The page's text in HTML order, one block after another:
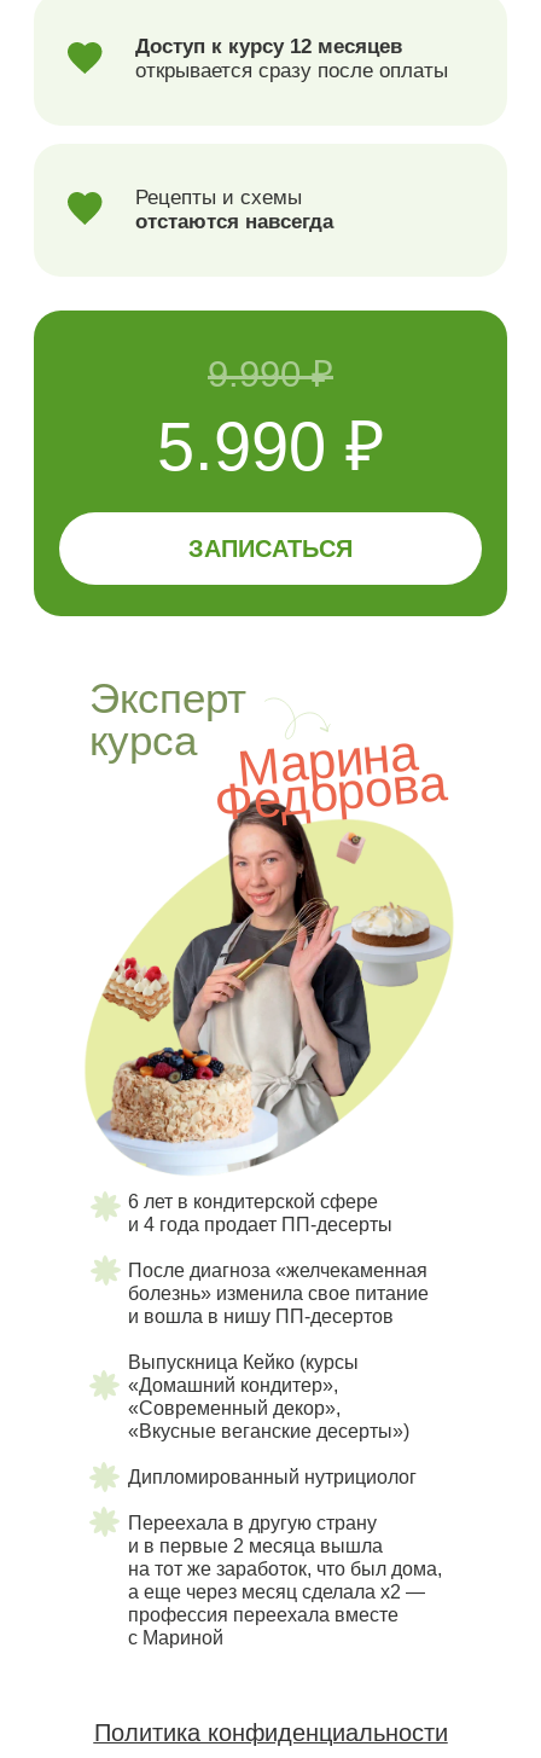
Эксперт
курса
М
а
р
и
н
а
Фе
д
о
р
ов
а
6 лет в кондитерской сфере
и 4 года продает ПП-десерты
После диагноза «желчекаменная
болезнь» изменила свое питание
и вошла в нишу ПП-десертов
Выпускница Кейко (курсы
«Домашний кондитер»,
«Современный декор»,
«Вкусные веганские десерты»)
Дипломированный нутрициолог
Переехала в другую страну
и в первые 2 месяца вышла
на тот же заработок, что был дома,
а еще через месяц сделала х2 —
профессия переехала вместе
с Мариной